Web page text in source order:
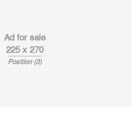
Ad for sale
225 x 270
Position (3)